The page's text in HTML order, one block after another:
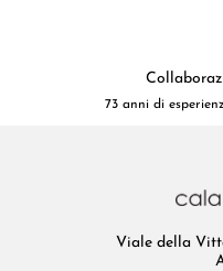
73 anni di
Viale della